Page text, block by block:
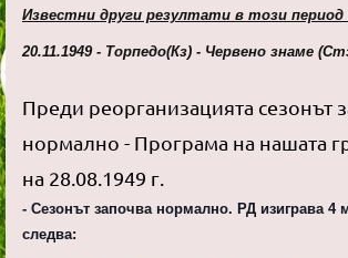
Известни други резултати в този период
20.11.1949 - Торпедо(Кз) - Червено знаме
Преди реорганизацията сезонът
нормално - Програма на нашата
на 28.08.1949 г.
- Сезонът започва нормално. РД изиграва 4
следва: